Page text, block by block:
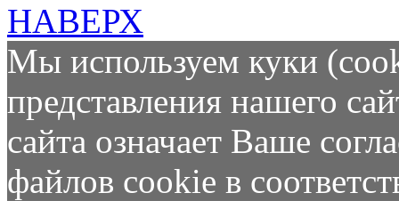
НАВЕРХ
Мы используем куки
представления нашего
сайта означает Ваше
файлов cookie в